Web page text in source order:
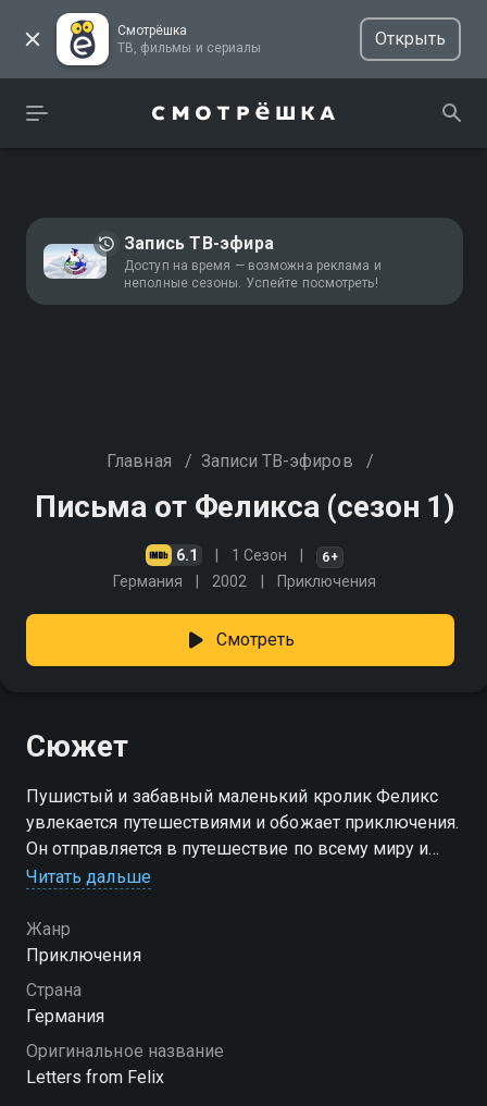
Смотрёшка
ТВ, фильмы и сериалы
Открыть
Запись ТВ-эфира
Доступ на время — возможна реклама и
неполные сезоны. Успейте посмотреть!
Главная / Записи ТВ-эфиров /
Письма от Феликса (сезон 1)
6.1 1 Сезон 6+
Германия 2002 Приключения
Смотреть
Сюжет
Пушистый и забавный маленький кролик Феликс
увлекается путешествиями и обожает приключения.
Он отправляется в путешествие по всему миру и
пишет письма своей подружке Софи, описывая
Риме, Египте, Африке, США
Посмотреть онлайн 1 сезон сериала Письма от
Феликса вы можете совершенно бесплатно в
хорошем HD качестве на Смотрёшке
Читать дальше
Жанр
Приключения
Страна
Германия
Оригинальное название
Letters from Felix